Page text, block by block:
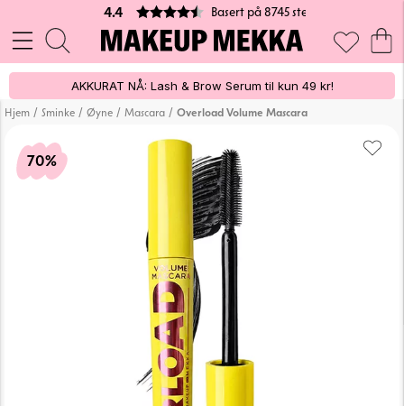
4.4 Basert på 8745 stemmer
AKKURAT NÅ: Lash & Brow Serum til kun 49 kr!
Hjem / Sminke / Øyne / Mascara / Overload Volume Mascara
70%